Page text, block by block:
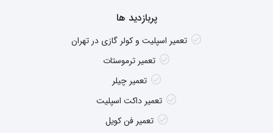
پربازدید ها
تعمیر اسپلیت و کولر گازی در تهران
تعمیر ترموستات
تعمیر چیلر
تعمیر داکت اسپلیت
تعمیر فن کویل